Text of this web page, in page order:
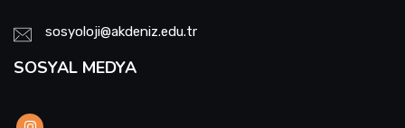
sosyoloji@akdeniz.edu.tr
SOSYAL MEDYA